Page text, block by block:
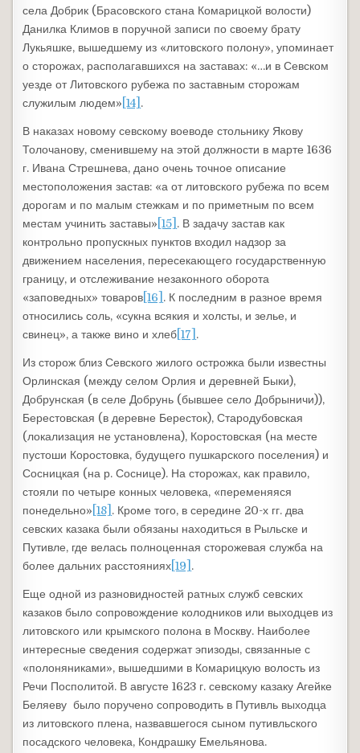
села Добрик (Брасовского стана Комарицкой волости)
Данилка Климов в поручной записи по своему брату
Лукьяшке, вышедшему из «литовского полону», упоминает
о сторожах, располагавшихся на заставах: «…и в Севском
уезде от Литовского рубежа по заставным сторожам
служилым людем» [14] .
В наказах новому севскому воеводе стольнику Якову
Толочанову, сменившему на этой должности в марте 1636
г. Ивана Стрешнева, дано очень точное описание
местоположения застав: «а от литовского рубежа по всем
дорогам и по малым стежкам и по приметным по всем
местам учинить заставы» [15] . В задачу застав как
контрольно пропускных пунктов входил надзор за
движением населения, пересекающего государственную
границу, и отслеживание незаконного оборота
«заповедных» товаров [16] . К последним в разное время
относились соль, «сукна всякия и холсты, и зелье, и
свинец», а также вино и хлеб [17] .
Из сторож близ Севского жилого острожка были известны
Орлинская (между селом Орлия и деревней Быки),
Добрунская (в селе Добрунь (бывшее село Добрыничи)),
Берестовская (в деревне Бересток), Стародубовская
(локализация не установлена), Коростовская (на месте
пустоши Коростовка, будущего пушкарского поселения) и
Сосницкая (на р. Соснице). На сторожах, как правило,
стояли по четыре конных человека, «переменяяся
понедельно» [18] . Кроме того, в середине 20-х гг. два
севских казака были обязаны находиться в Рыльске и
Путивле, где велась полноценная сторожевая служба на
более дальних расстояниях [19] .
Еще одной из разновидностей ратных служб севских
казаков было сопровождение колодников или выходцев из
литовского или крымского полона в Москву. Наиболее
интересные сведения содержат эпизоды, связанные с
«полоняниками», вышедшими в Комарицкую волость из
Речи Посполитой. В августе 1623 г. севскому казаку Агейке
Беляеву было поручено сопроводить в Путивль выходца
из литовского плена, назвавшегося сыном путивльского
посадского человека, Кондрашку Емельянова.